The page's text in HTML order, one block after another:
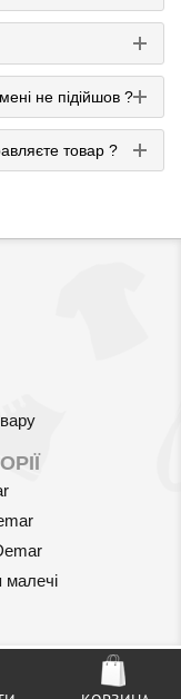
не підійшов ?
товар ?
малечі